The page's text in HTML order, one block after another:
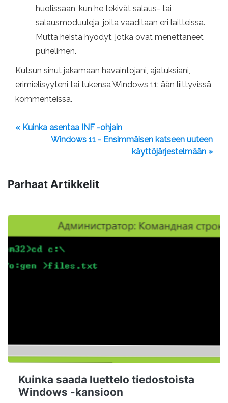
huolissaan, kun he tekivät salaus- tai
salausmoduuleja, joita vaaditaan eri laitteissa.
Mutta heistä hyödyt, jotka ovat menettäneet
puhelimen.
Kutsun sinut jakamaan havaintojani, ajatuksiani,
erimielisyyteni tai tukensa Windows 11: ään liittyvissä
kommenteissa.
« Kuinka asentaa INF -ohjain
Windows 11 - Ensimmäisen katseen uuteen
käyttöjärjestelmään »
Parhaat Artikkelit
Kuinka saada luettelo tiedostoista
Windows -kansioon